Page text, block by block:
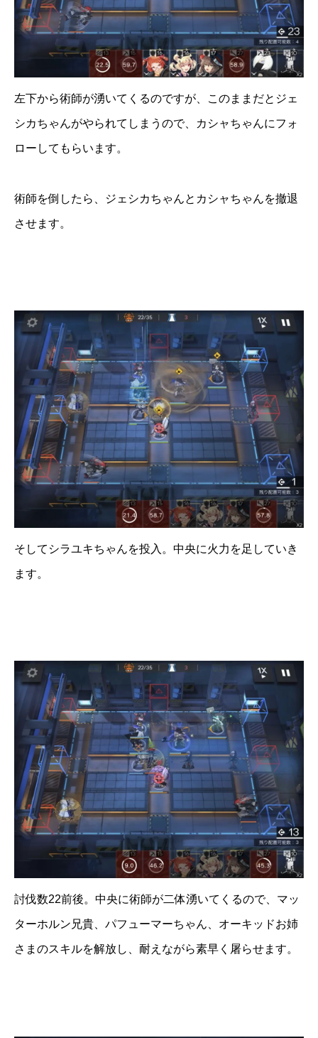
左下から術師が湧いてくるのですが、このままだとジェ
シカちゃんがやられてしまうので、カシャちゃんにフォ
ローしてもらいます。
術師を倒したら、ジェシカちゃんとカシャちゃんを撤退
させます。
そしてシラユキちゃんを投入。中央に火力を足していき
ます。
討伐数22前後。中央に術師が二体湧いてくるので、マッ
ターホルン兄貴、パフューマーちゃん、オーキッドお姉
さまのスキルを解放し、耐えながら素早く屠らせます。